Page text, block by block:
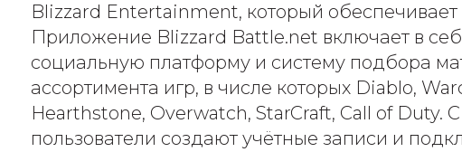
Blizzard Entertainment, который
Приложение Blizzard Battle.net включает в
социальную платформу и систему подбора
ассортимента игр, в числе которых Diablo,
Hearthstone, Overwatch, StarCraft, Call of
пользователи создают учётные записи и